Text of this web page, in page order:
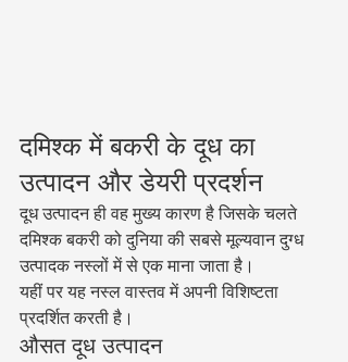
दमिश्क में बकरी के दूध का
उत्पादन और डेयरी प्रदर्शन
दूध उत्पादन ही वह मुख्य कारण है जिसके चलते
दमिश्क बकरी को दुनिया की सबसे मूल्यवान दुग्ध
उत्पादक नस्लों में से एक माना जाता है।
यहीं पर यह नस्ल वास्तव में अपनी विशिष्टता
प्रदर्शित करती है।
औसत दूध उत्पादन